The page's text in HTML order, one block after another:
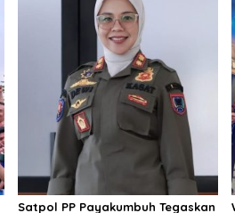
Satpol PP Payakumbuh Tegaskan